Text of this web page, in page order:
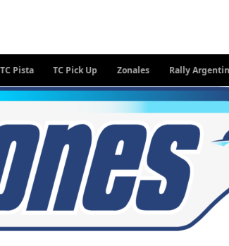
TC Pick Up Zonales Rally Argentino